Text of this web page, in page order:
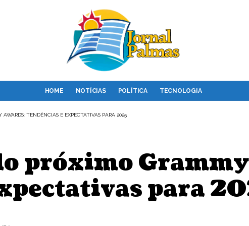
HOME NOTÍCIAS POLÍTICA TECNOLOGIA
AWARDS: TENDÊNCIAS E EXPECTATIVAS PARA 2025
próximo
para